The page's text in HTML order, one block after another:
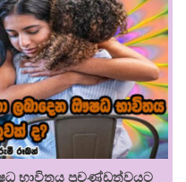
භාවිතය ප්‍රචණ්ඩත්වයට